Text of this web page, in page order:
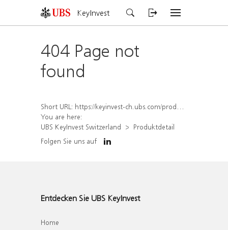
KeyInvest
404 Page not
found
Short URL: https://keyinvest-ch.ubs.com/produkt/detail/index/isin/CH1567425389
You are here:
UBS KeyInvest Switzerland
Produktdetail
Folgen Sie uns auf
Entdecken Sie UBS KeyInvest
Home